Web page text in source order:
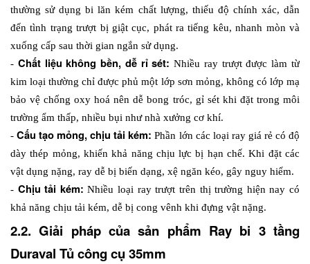
thường sử dụng bi lăn kém chất lượng, thiếu độ chính xác, dẫn
đến tình trạng trượt bị giật cục, phát ra tiếng kêu, nhanh mòn và
xuống cấp sau thời gian ngắn sử dụng.
- Chất liệu không bền, dễ rỉ sét: Nhiều ray trượt được làm từ
kim loại thường chỉ được phủ một lớp sơn mỏng, không có lớp mạ
bảo vệ chống oxy hoá nên dễ bong tróc, gỉ sét khi đặt trong môi
trường ẩm thấp, nhiều bụi như nhà xưởng cơ khí.
- Cấu tạo mỏng, chịu tải kém: Phần lớn các loại ray giá rẻ có độ
dày thép mỏng, khiến khả năng chịu lực bị hạn chế. Khi đặt các
vật dụng nặng, ray dễ bị biến dạng, xệ ngăn kéo, gây nguy hiểm.
- Chịu tải kém: Nhiều loại ray trượt trên thị trường hiện nay có
khả năng chịu tải kém, dễ bị cong vênh khi đựng vật nặng.
2.2. Giải pháp của sản phẩm Ray bi 3 tầng
Duraval Tủ công cụ 35mm